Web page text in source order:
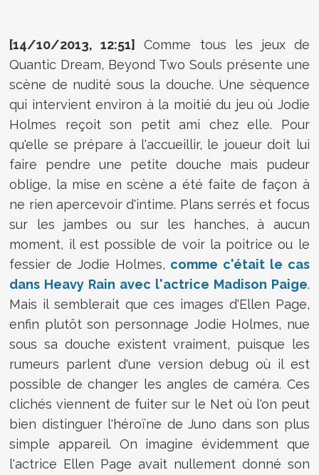
[14/10/2013, 12:51] Comme tous les jeux de
Quantic Dream, Beyond Two Souls présente une
scène de nudité sous la douche. Une sèquence
qui intervient environ à la moitié du jeu où Jodie
Holmes reçoit son petit ami chez elle. Pour
qu'elle se prépare à l'accueillir, le joueur doit lui
faire pendre une petite douche mais pudeur
oblige, la mise en scène a été faite de façon à
ne rien apercevoir d'intime. Plans serrés et focus
sur les jambes ou sur les hanches, à aucun
moment, il est possible de voir la poitrice ou le
fessier de Jodie Holmes, comme c'était le cas
dans Heavy Rain avec l'actrice Madison Paige.
Mais il semblerait que ces images d'Ellen Page,
enfin plutôt son personnage Jodie Holmes, nue
sous sa douche existent vraiment, puisque les
rumeurs parlent d'une version debug où il est
possible de changer les angles de caméra. Ces
clichés viennent de fuiter sur le Net où l'on peut
bien distinguer l'héroïne de Juno dans son plus
simple appareil. On imagine évidemment que
l'actrice Ellen Page avait nullement donné son